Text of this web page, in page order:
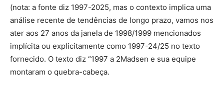
(nota: a fonte diz 1997-2025, mas o contexto implica uma
análise recente de tendências de longo prazo, vamos nos
ater aos 27 anos da janela de 1998/1999 mencionados
implícita ou explicitamente como 1997-24/25 no texto
fornecido. O texto diz “1997 a 2Madsen e sua equipe
montaram o quebra-cabeça.